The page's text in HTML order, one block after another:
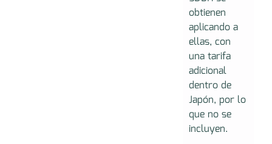
obtienen
aplicando a
ellas, con
una tarifa
adicional
dentro de
Japón, por lo
que no se
incluyen.